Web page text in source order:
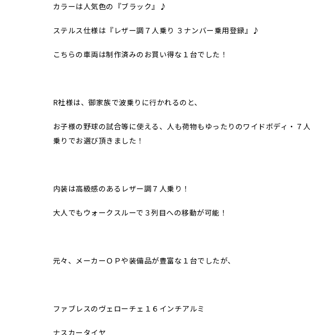
カラーは人気色の『ブラック』♪
ステルス仕様は『レザー調７人乗り ３ナンバー乗用登録』♪
こちらの車両は制作済みのお買い得な１台でした！
R社様は、御家族で波乗りに行かれるのと、
お子様の野球の試合等に使える、人も荷物もゆったりのワイドボディ・７人
乗りでお選び頂きました！
内装は高級感のあるレザー調７人乗り！
大人でもウォークスルーで３列目への移動が可能！
元々、メーカーＯＰや装備品が豊富な１台でしたが、
ファブレスのヴェローチェ１６インチアルミ
ナスカータイヤ